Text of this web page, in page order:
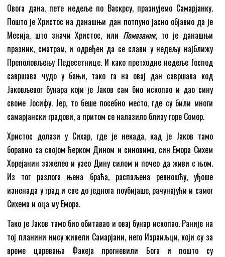
Овога дана, пете недеље по Васкрсу, празнујемо Самарјанку.
Пошто је Христос на данашњи дан потпуно јасно објавио да је
Месија, што значи Христос, или Помазаник, то је данашњи
празник, сматрам, и одређен да се слави у недељу најближу
Преполовљењу Педесетнице. И како претходне недеље Господ
савршава чудо у бањи, тако га на овај дан савршава код
Јаковљевог бунара који је Јаков сам био ископао и дао сину
своме Јосифу. Јер, то беше посебно место, где су били многи
самарјански градови, а притом се налазило близу горе Сомор.
Христос долази у Сихар, где је некада, кад је Јаков тамо
боравио са својом ћерком Дином и синовима, син Емора Сихем
Хорејанин зажелео и узео Дину силом и почео да живи с њом.
Из тог разлога њена браћа, распаљена ревношћу, уђоше
изненада у град и све до једнога поубијаше, рачунајући и самог
Сихема и оца му Емора.
Тако је Јаков тамо био обитавао и овај бунар ископао. Раније на
тој планини нису живели Самарјани, него Израиљци, који су за
време царевања Факеја прогневили Бога и пошто су